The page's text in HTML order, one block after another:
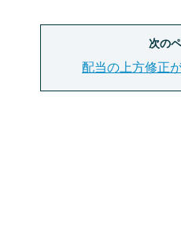
次の
配当の上方修正